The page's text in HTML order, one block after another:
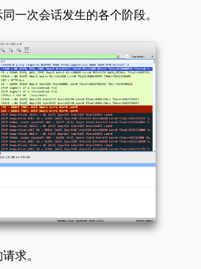
一次会话发生的各个阶段。
求。